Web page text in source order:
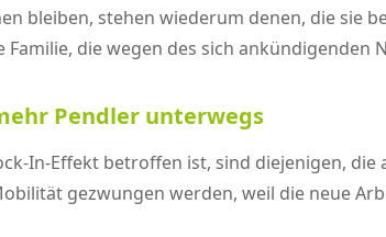
bleiben, stehen wiederum denen, die sie
die wegen des sich
Pendler unterwegs
In-Effekt betroffen ist, sind diejenigen,
gezwungen werden, weil die neue